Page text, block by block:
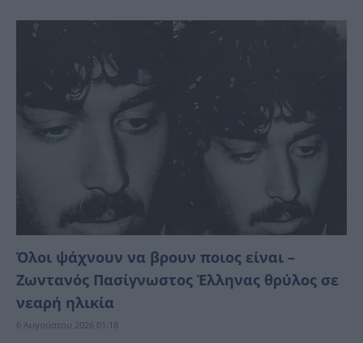
Όλοι ψάχνουν να βρουν ποιος είναι –
Ζωντανός Πασίγνωστος Έλληνας θρύλος σε
νεαρή ηλικία
6 Αυγούστου 2026 01:18